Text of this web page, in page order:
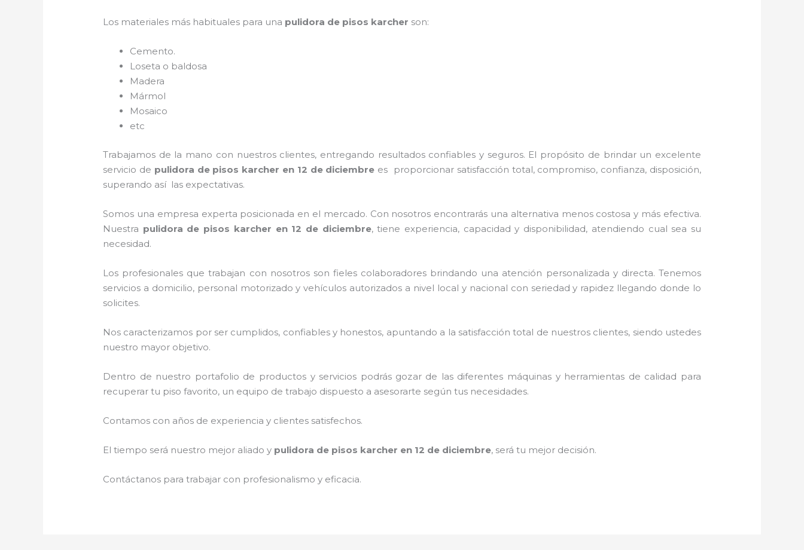
Los materiales más habituales para una pulidora de pisos karcher son:
Cemento.
Loseta o baldosa
Madera
Mármol
Mosaico
etc
Trabajamos de la mano con nuestros clientes, entregando resultados confiables y seguros. El propósito de brindar un excelente
servicio de pulidora de pisos karcher en 12 de diciembre es proporcionar satisfacción total, compromiso, confianza, disposición,
superando así las expectativas.
Somos una empresa experta posicionada en el mercado. Con nosotros encontrarás una alternativa menos costosa y más efectiva.
Nuestra pulidora de pisos karcher en 12 de diciembre, tiene experiencia, capacidad y disponibilidad, atendiendo cual sea su
necesidad.
Los profesionales que trabajan con nosotros son fieles colaboradores brindando una atención personalizada y directa. Tenemos
servicios a domicilio, personal motorizado y vehículos autorizados a nivel local y nacional con seriedad y rapidez llegando donde lo
solicites.
Nos caracterizamos por ser cumplidos, confiables y honestos, apuntando a la satisfacción total de nuestros clientes, siendo ustedes
nuestro mayor objetivo.
Dentro de nuestro portafolio de productos y servicios podrás gozar de las diferentes máquinas y herramientas de calidad para
recuperar tu piso favorito, un equipo de trabajo dispuesto a asesorarte según tus necesidades.
Contamos con años de experiencia y clientes satisfechos.
El tiempo será nuestro mejor aliado y pulidora de pisos karcher en 12 de diciembre, será tu mejor decisión.
Contáctanos para trabajar con profesionalismo y eficacia.